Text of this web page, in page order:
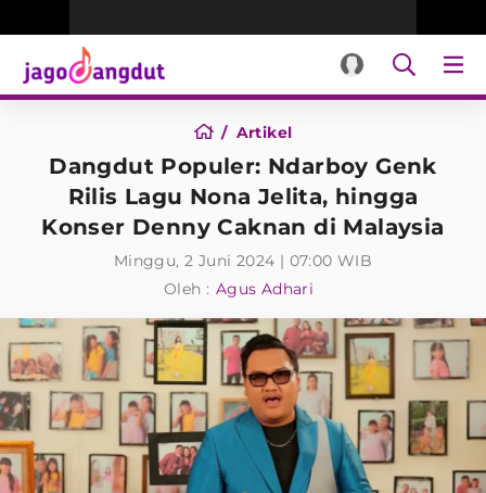
Artikel
Dangdut Populer: Ndarboy Genk
Rilis Lagu Nona Jelita, hingga
Konser Denny Caknan di Malaysia
Minggu, 2 Juni 2024 | 07:00 WIB
Oleh : Agus Adhari